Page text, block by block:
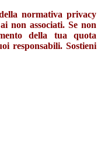
normativa privacy
non associati. Se non
della tua quota
responsabili. Sostieni